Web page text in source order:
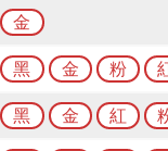
金
黑 金 粉
黑 金 紅